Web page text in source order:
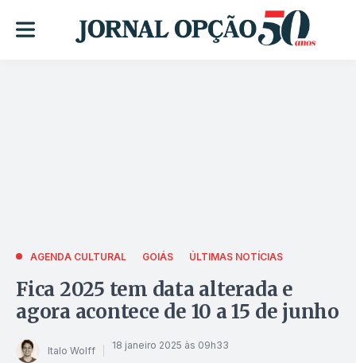
AGENDA CULTURAL GOIÁS ÚLTIMAS NOTÍCIAS
Fica 2025 tem data alterada e
agora acontece de 10 a 15 de junho
Italo Wolff 18 janeiro 2025 às 09h33